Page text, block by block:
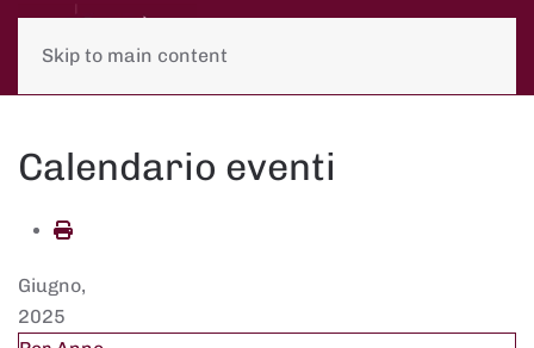
Skip to main content
Calendario eventi
Giugno,
2025